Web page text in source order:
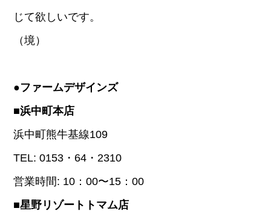
じて欲しいです。
（境）
●ファームデザインズ
■浜中町本店
浜中町熊牛基線109
TEL: 0153・64・2310
営業時間: 10：00〜15：00
■星野リゾートトマム店